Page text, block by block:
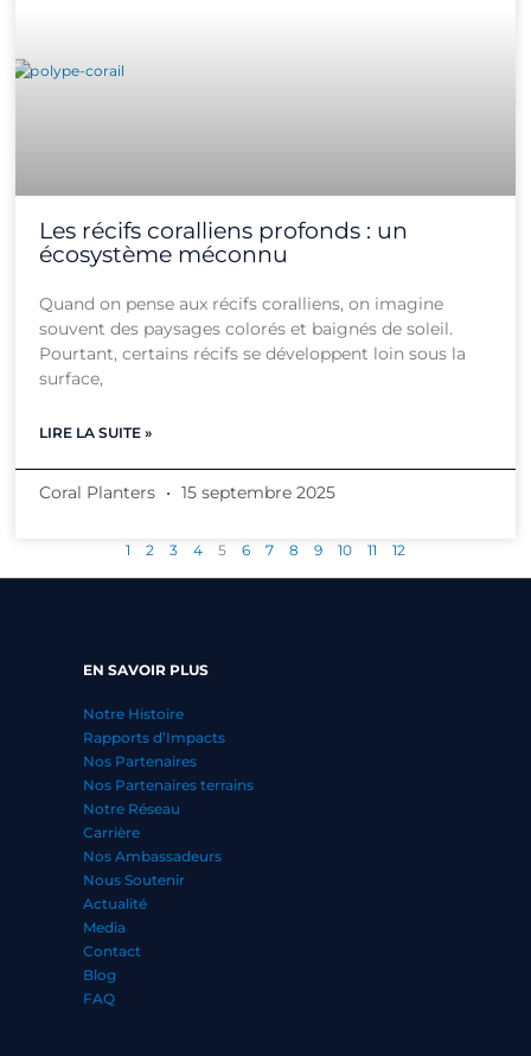
Les récifs coralliens profonds : un
écosystème méconnu
Quand on pense aux récifs coralliens, on imagine
souvent des paysages colorés et baignés de soleil.
Pourtant, certains récifs se développent loin sous la
surface,
LIRE LA SUITE »
Coral Planters 15 septembre 2025
1 2 3 4 5 6 7 8 9 10 11 12
EN SAVOIR PLUS
Notre Histoire
Rapports d’Impacts
Nos Partenaires
Nos Partenaires terrains
Notre Réseau
Carrière
Nos Ambassadeurs
Nous Soutenir
Actualité
Media
Contact
Blog
FAQ